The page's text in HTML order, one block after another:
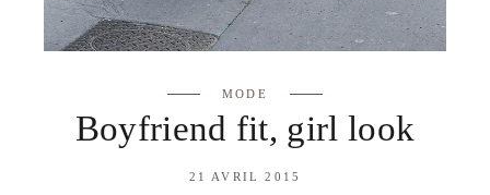
MODE
Boyfriend fit, girl look
21 AVRIL 2015